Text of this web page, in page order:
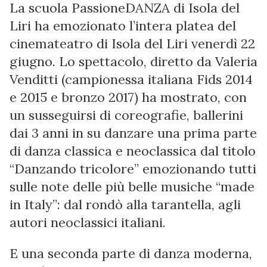
La scuola PassioneDANZA di Isola del
Liri ha emozionato l’intera platea del
cinemateatro di Isola del Liri venerdì 22
giugno. Lo spettacolo, diretto da Valeria
Venditti (campionessa italiana Fids 2014
e 2015 e bronzo 2017) ha mostrato, con
un susseguirsi di coreografie, ballerini
dai 3 anni in su danzare una prima parte
di danza classica e neoclassica dal titolo
“Danzando tricolore” emozionando tutti
sulle note delle più belle musiche “made
in Italy”: dal rondò alla tarantella, agli
autori neoclassici italiani.
E una seconda parte di danza moderna,